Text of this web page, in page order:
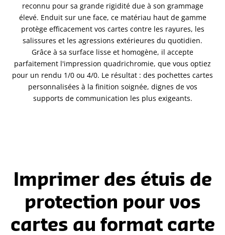
reconnu pour sa grande rigidité due à son grammage
élevé. Enduit sur une face, ce matériau haut de gamme
protège efficacement vos cartes contre les rayures, les
salissures et les agressions extérieures du quotidien.
Grâce à sa surface lisse et homogène, il accepte
parfaitement l'impression quadrichromie, que vous optiez
pour un rendu 1/0 ou 4/0. Le résultat : des pochettes cartes
personnalisées à la finition soignée, dignes de vos
supports de communication les plus exigeants.
Imprimer des étuis de
protection pour vos
cartes au format carte